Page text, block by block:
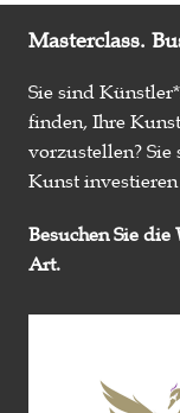
Masterclass.
Sie sind
finden, Ihre
vorzustellen?
Kunst
Besuchen Sie die
Art.